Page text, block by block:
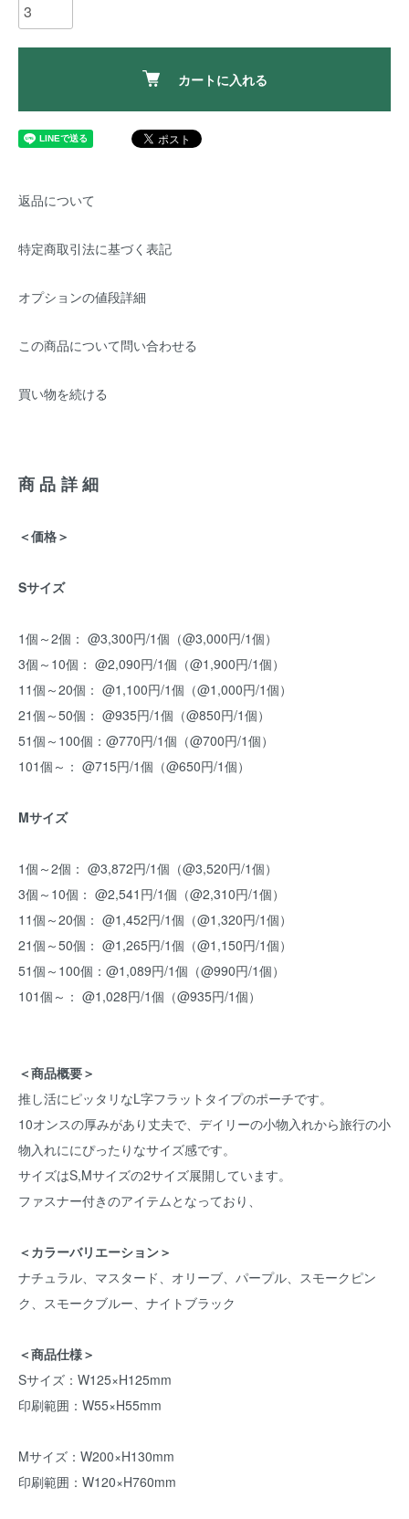
カートに入れる
返品について
特定商取引法に基づく表記
オプションの値段詳細
この商品について問い合わせる
買い物を続ける
商品詳細
＜価格＞
Sサイズ
1個～2個： @3,300円/1個（@3,000円/1個）
3個～10個： @2,090円/1個（@1,900円/1個）
11個～20個： @1,100円/1個（@1,000円/1個）
21個～50個： @935円/1個（@850円/1個）
51個～100個：@770円/1個（@700円/1個）
101個～： @715円/1個（@650円/1個）
Mサイズ
1個～2個： @3,872円/1個（@3,520円/1個）
3個～10個： @2,541円/1個（@2,310円/1個）
11個～20個： @1,452円/1個（@1,320円/1個）
21個～50個： @1,265円/1個（@1,150円/1個）
51個～100個：@1,089円/1個（@990円/1個）
101個～： @1,028円/1個（@935円/1個）
＜商品概要＞
推し活にピッタリなL字フラットタイプのポーチです。
10オンスの厚みがあり丈夫で、デイリーの小物入れから旅行の小
物入れににぴったりなサイズ感です。
サイズはS,Mサイズの2サイズ展開しています。
ファスナー付きのアイテムとなっており、
＜カラーバリエーション＞
ナチュラル、マスタード、オリーブ、パープル、スモークピン
ク、スモークブルー、ナイトブラック
＜商品仕様＞
Sサイズ：W125×H125mm
印刷範囲：W55×H55mm
Mサイズ：W200×H130mm
印刷範囲：W120×H760mm